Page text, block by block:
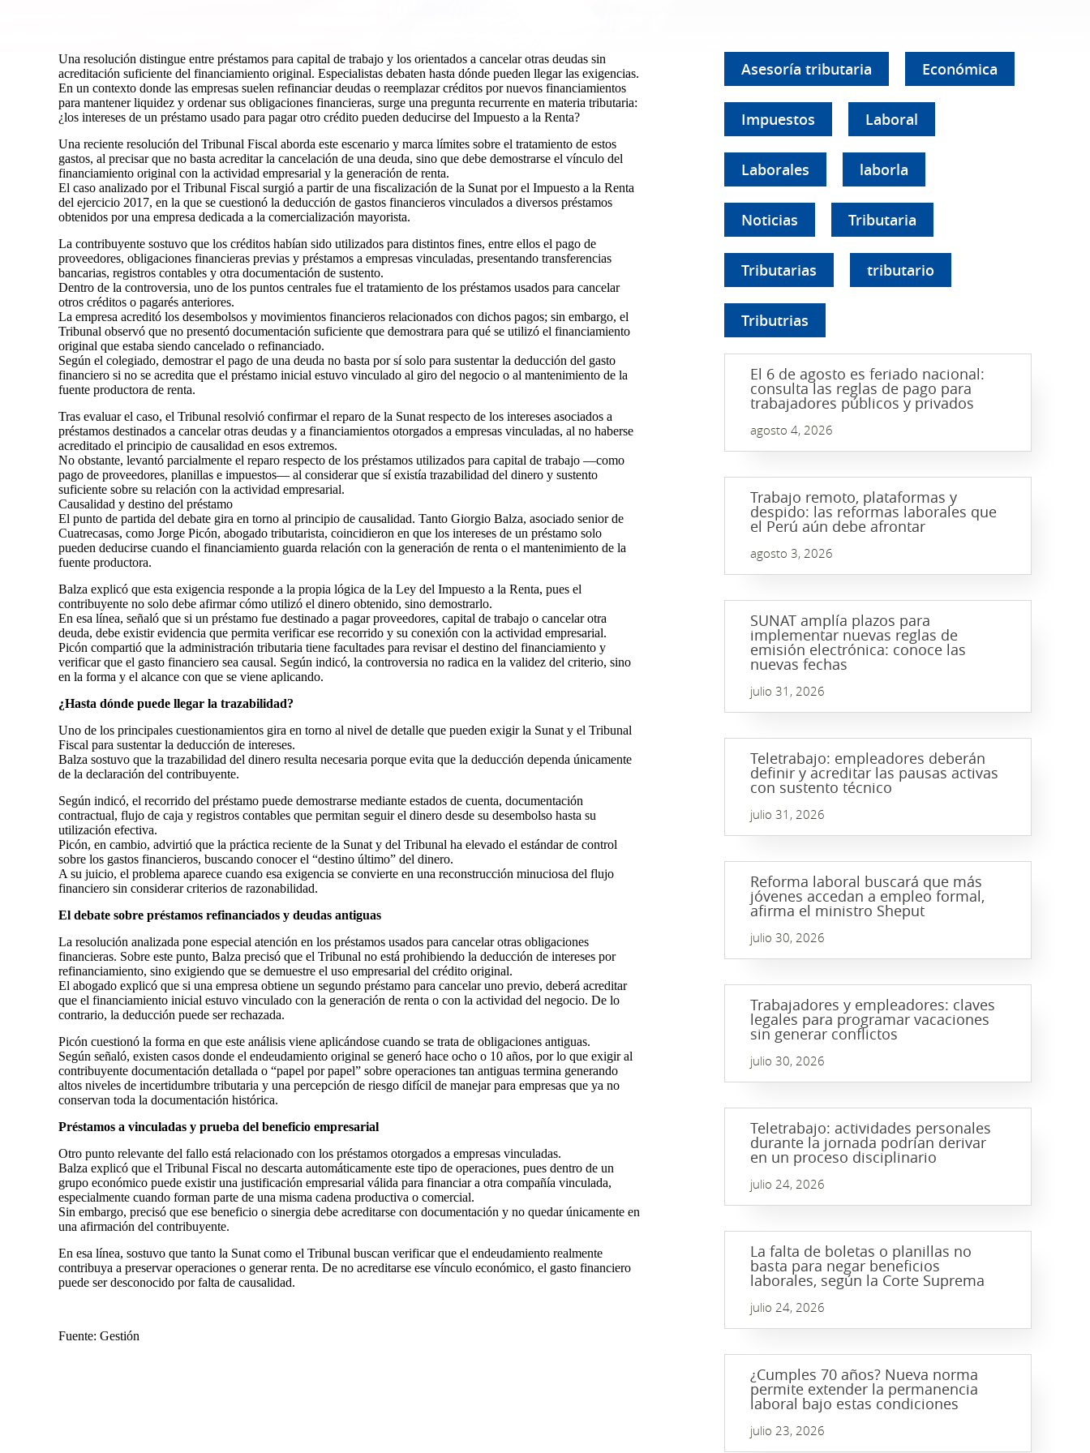
Una resolución distingue entre préstamos para capital de trabajo y los orientados a cancelar otras deudas sin
acreditación suficiente del financiamiento original. Especialistas debaten hasta dónde pueden llegar las exigencias.
En un contexto donde las empresas suelen refinanciar deudas o reemplazar créditos por nuevos financiamientos
para mantener liquidez y ordenar sus obligaciones financieras, surge una pregunta recurrente en materia tributaria:
¿los intereses de un préstamo usado para pagar otro crédito pueden deducirse del Impuesto a la Renta?
Una reciente resolución del Tribunal Fiscal aborda este escenario y marca límites sobre el tratamiento de estos
gastos, al precisar que no basta acreditar la cancelación de una deuda, sino que debe demostrarse el vínculo del
financiamiento original con la actividad empresarial y la generación de renta.
El caso analizado por el Tribunal Fiscal surgió a partir de una fiscalización de la Sunat por el Impuesto a la Renta
del ejercicio 2017, en la que se cuestionó la deducción de gastos financieros vinculados a diversos préstamos
obtenidos por una empresa dedicada a la comercialización mayorista.
La contribuyente sostuvo que los créditos habían sido utilizados para distintos fines, entre ellos el pago de
proveedores, obligaciones financieras previas y préstamos a empresas vinculadas, presentando transferencias
bancarias, registros contables y otra documentación de sustento.
Dentro de la controversia, uno de los puntos centrales fue el tratamiento de los préstamos usados para cancelar
otros créditos o pagarés anteriores.
La empresa acreditó los desembolsos y movimientos financieros relacionados con dichos pagos; sin embargo, el
Tribunal observó que no presentó documentación suficiente que demostrara para qué se utilizó el financiamiento
original que estaba siendo cancelado o refinanciado.
Según el colegiado, demostrar el pago de una deuda no basta por sí solo para sustentar la deducción del gasto
financiero si no se acredita que el préstamo inicial estuvo vinculado al giro del negocio o al mantenimiento de la
fuente productora de renta.
Tras evaluar el caso, el Tribunal resolvió confirmar el reparo de la Sunat respecto de los intereses asociados a
préstamos destinados a cancelar otras deudas y a financiamientos otorgados a empresas vinculadas, al no haberse
acreditado el principio de causalidad en esos extremos.
No obstante, levantó parcialmente el reparo respecto de los préstamos utilizados para capital de trabajo —como
pago de proveedores, planillas e impuestos— al considerar que sí existía trazabilidad del dinero y sustento
suficiente sobre su relación con la actividad empresarial.
Causalidad y destino del préstamo
El punto de partida del debate gira en torno al principio de causalidad. Tanto Giorgio Balza, asociado senior de
Cuatrecasas, como Jorge Picón, abogado tributarista, coincidieron en que los intereses de un préstamo solo
pueden deducirse cuando el financiamiento guarda relación con la generación de renta o el mantenimiento de la
fuente productora.
Balza explicó que esta exigencia responde a la propia lógica de la Ley del Impuesto a la Renta, pues el
contribuyente no solo debe afirmar cómo utilizó el dinero obtenido, sino demostrarlo.
En esa línea, señaló que si un préstamo fue destinado a pagar proveedores, capital de trabajo o cancelar otra
deuda, debe existir evidencia que permita verificar ese recorrido y su conexión con la actividad empresarial.
Picón compartió que la administración tributaria tiene facultades para revisar el destino del financiamiento y
verificar que el gasto financiero sea causal. Según indicó, la controversia no radica en la validez del criterio, sino
en la forma y el alcance con que se viene aplicando.
¿Hasta dónde puede llegar la trazabilidad?
Uno de los principales cuestionamientos gira en torno al nivel de detalle que pueden exigir la Sunat y el Tribunal
Fiscal para sustentar la deducción de intereses.
Balza sostuvo que la trazabilidad del dinero resulta necesaria porque evita que la deducción dependa únicamente
de la declaración del contribuyente.
Según indicó, el recorrido del préstamo puede demostrarse mediante estados de cuenta, documentación
contractual, flujo de caja y registros contables que permitan seguir el dinero desde su desembolso hasta su
utilización efectiva.
Picón, en cambio, advirtió que la práctica reciente de la Sunat y del Tribunal ha elevado el estándar de control
sobre los gastos financieros, buscando conocer el “destino último” del dinero.
A su juicio, el problema aparece cuando esa exigencia se convierte en una reconstrucción minuciosa del flujo
financiero sin considerar criterios de razonabilidad.
El debate sobre préstamos refinanciados y deudas antiguas
La resolución analizada pone especial atención en los préstamos usados para cancelar otras obligaciones
financieras. Sobre este punto, Balza precisó que el Tribunal no está prohibiendo la deducción de intereses por
refinanciamiento, sino exigiendo que se demuestre el uso empresarial del crédito original.
El abogado explicó que si una empresa obtiene un segundo préstamo para cancelar uno previo, deberá acreditar
que el financiamiento inicial estuvo vinculado con la generación de renta o con la actividad del negocio. De lo
contrario, la deducción puede ser rechazada.
Picón cuestionó la forma en que este análisis viene aplicándose cuando se trata de obligaciones antiguas.
Según señaló, existen casos donde el endeudamiento original se generó hace ocho o 10 años, por lo que exigir al
contribuyente documentación detallada o “papel por papel” sobre operaciones tan antiguas termina generando
altos niveles de incertidumbre tributaria y una percepción de riesgo difícil de manejar para empresas que ya no
conservan toda la documentación histórica.
Préstamos a vinculadas y prueba del beneficio empresarial
Otro punto relevante del fallo está relacionado con los préstamos otorgados a empresas vinculadas.
Balza explicó que el Tribunal Fiscal no descarta automáticamente este tipo de operaciones, pues dentro de un
grupo económico puede existir una justificación empresarial válida para financiar a otra compañía vinculada,
especialmente cuando forman parte de una misma cadena productiva o comercial.
Sin embargo, precisó que ese beneficio o sinergia debe acreditarse con documentación y no quedar únicamente en
una afirmación del contribuyente.
En esa línea, sostuvo que tanto la Sunat como el Tribunal buscan verificar que el endeudamiento realmente
contribuya a preservar operaciones o generar renta. De no acreditarse ese vínculo económico, el gasto financiero
puede ser desconocido por falta de causalidad.
Fuente: Gestión
Asesoría tributaria Económica
Impuestos Laboral
Laborales laborla
Noticias Tributaria
Tributarias tributario
Tributrias
El 6 de agosto es feriado nacional:
consulta las reglas de pago para
trabajadores públicos y privados
agosto 4, 2026
Trabajo remoto, plataformas y
despido: las reformas laborales que
el Perú aún debe afrontar
agosto 3, 2026
SUNAT amplía plazos para
implementar nuevas reglas de
emisión electrónica: conoce las
nuevas fechas
julio 31, 2026
Teletrabajo: empleadores deberán
definir y acreditar las pausas activas
con sustento técnico
julio 31, 2026
Reforma laboral buscará que más
jóvenes accedan a empleo formal,
afirma el ministro Sheput
julio 30, 2026
Trabajadores y empleadores: claves
legales para programar vacaciones
sin generar conflictos
julio 30, 2026
Teletrabajo: actividades personales
durante la jornada podrían derivar
en un proceso disciplinario
julio 24, 2026
La falta de boletas o planillas no
basta para negar beneficios
laborales, según la Corte Suprema
julio 24, 2026
¿Cumples 70 años? Nueva norma
permite extender la permanencia
laboral bajo estas condiciones
julio 23, 2026